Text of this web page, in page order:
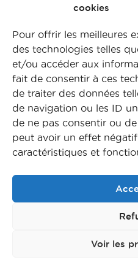
cookies
Pour offrir les meilleures
des technologies telles
et/ou accéder aux
fait de consentir à ces
de traiter des données
de navigation ou les ID
de ne pas consentir ou
peut avoir un effet
caractéristiques et
Voir les
Suivez-nous
Nos